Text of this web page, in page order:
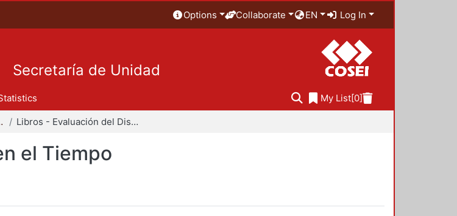
Options Collaborate EN Log In
Secretaría de Unidad
My List[0]
en el Tiempo Libros - Evaluación del Diseño en el Tiempo
el Tiempo